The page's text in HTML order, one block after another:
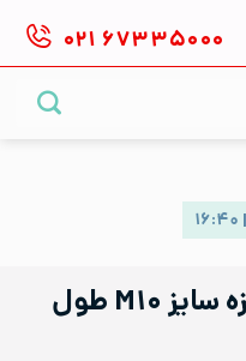
۰۲۱ ۶۷۳۳۵۰۰۰
میل ترانس فولاد گالوانیزه سایز M۱۰ طول